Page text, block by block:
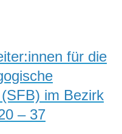
für die
im Bezirk
– 37